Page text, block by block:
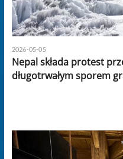
2026-05-05
Nepal składa protest
długotrwałym sporem